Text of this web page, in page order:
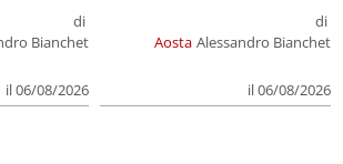
di
Bianchet
il 06/08/2026
Aosta
di
Alessandro Bianchet
il 06/08/2026